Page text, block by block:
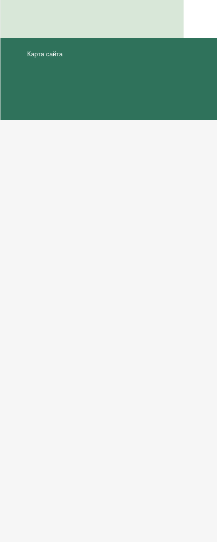
Карта сайта